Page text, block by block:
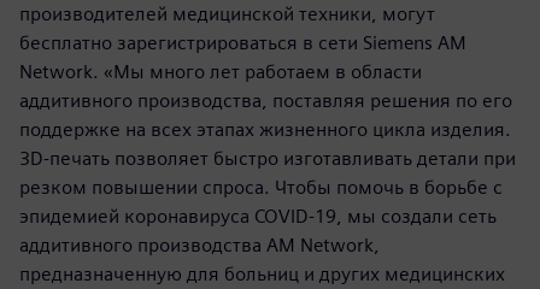
производителей медицинской техники, могут
бесплатно зарегистрироваться в сети Siemens AM
Network. «Мы много лет работаем в области
аддитивного производства, поставляя решения по его
поддержке на всех этапах жизненного цикла изделия.
3D-печать позволяет быстро изготавливать детали при
резком повышении спроса. Чтобы помочь в борьбе с
эпидемией коронавируса COVID-19, мы создали сеть
аддитивного производства AM Network,
предназначенную для больниц и других медицинских